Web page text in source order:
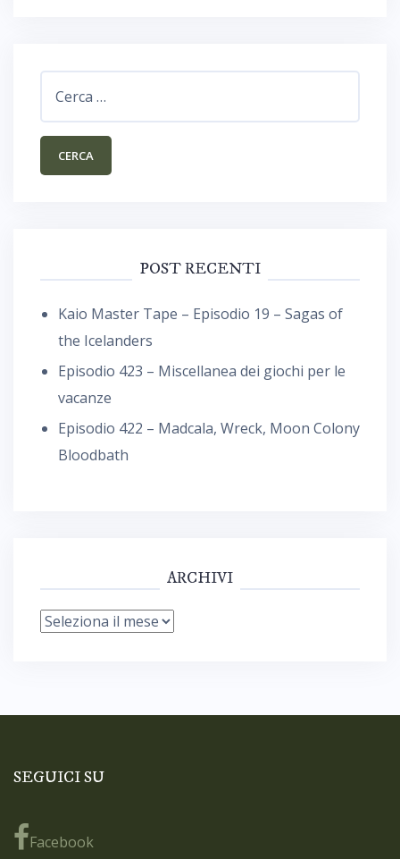
POST RECENTI
Kaio Master Tape – Episodio 19 – Sagas of
the Icelanders
Episodio 423 – Miscellanea dei giochi per le
vacanze
Episodio 422 – Madcala, Wreck, Moon Colony
Bloodbath
ARCHIVI
Archivi
SEGUICI SU
Facebook